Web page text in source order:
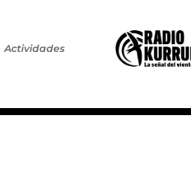
Actividades